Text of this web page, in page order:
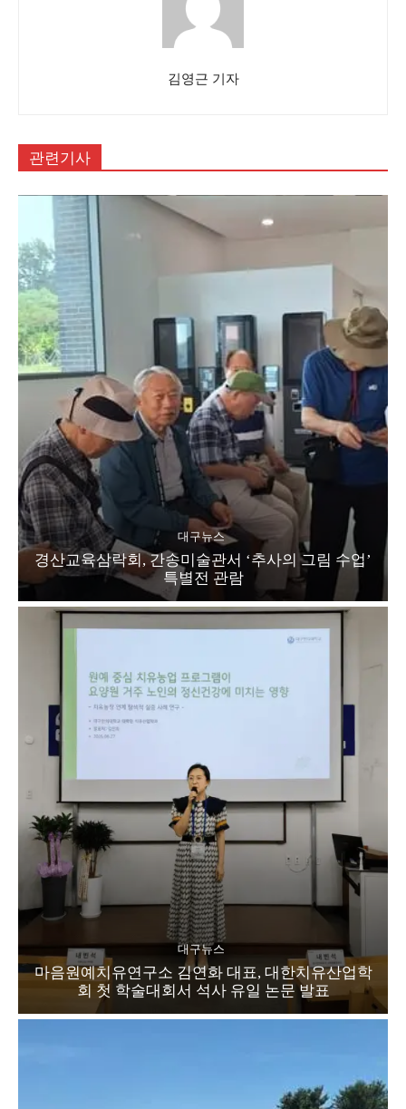
김영근 기자
관련기사
대구뉴스
경산교육삼락회, 간송미술관서 ‘추사의 그림 수업’
특별전 관람
대구뉴스
마음원예치유연구소 김연화 대표, 대한치유산업학
회 첫 학술대회서 석사 유일 논문 발표